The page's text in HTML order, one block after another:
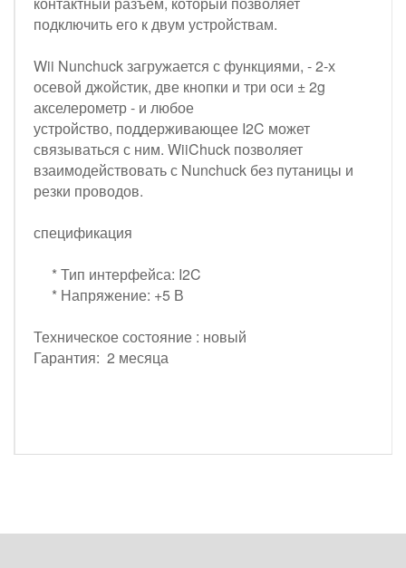
подключить его к двум устройствам.
Wii Nunchuck загружается с функциями, - 2-х
осевой джойстик, две кнопки и три оси ± 2g
акселерометр - и любое
устройство, поддерживающее I2C может
связываться с ним. WiiChuck позволяет
взаимодействовать с Nunchuck без путаницы и
резки проводов.
спецификация
* Тип интерфейса: I2C
* Напряжение: +5 В
Техническое состояние : новый
Гарантия: 2 месяца